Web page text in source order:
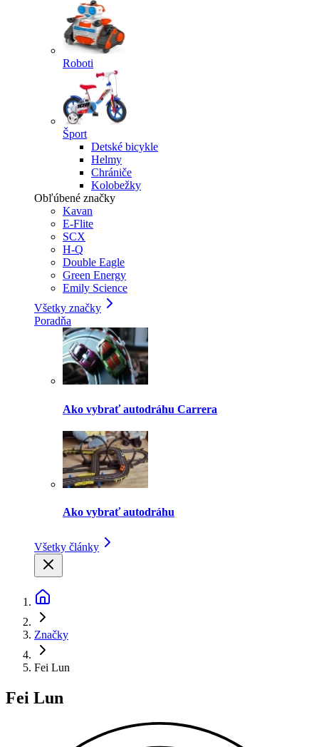
Roboti
Šport
Detské bicykle
Helmy
Chrániče
Kolobežky
Obľúbené značky
Kavan
E-Flite
SCX
H-Q
Double Eagle
Green Energy
Emily Science
Všetky značky
Poradňa
Ako vybrať autodráhu Carrera
Ako vybrať autodráhu
Všetky články
Značky
Fei Lun
Fei Lun